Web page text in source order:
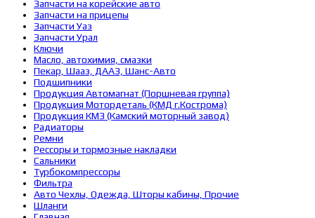
Запчасти на корейские авто
Запчасти на прицепы
Запчасти Уаз
Запчасти Урал
Ключи
Масло, автохимия, смазки
Пекар, Шааз, ДААЗ, Шанс-Авто
Подшипники
Продукция Автомагнат (Поршневая группа)
Продукция Мотордеталь (КМД г.Кострома)
Продукция КМЗ (Камский моторный завод)
Радиаторы
Ремни
Рессоры и тормозные накладки
Сальники
Турбокомпрессоры
Фильтра
Авто Чехлы, Одежда, Шторы кабины, Прочие
Шланги